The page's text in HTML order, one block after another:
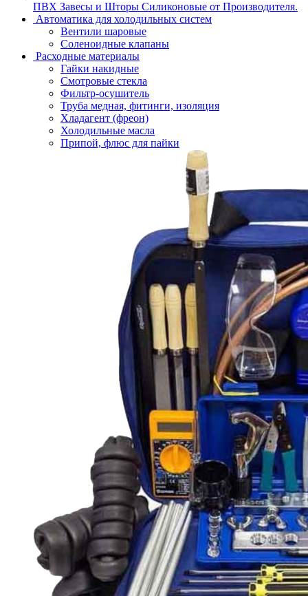
ПВХ Завесы и Шторы Силиконовые от Производителя.
Автоматика для холодильных систем
Вентили шаровые
Соленоидные клапаны
Расходные материалы
Гайки накидные
Смотровые стекла
Фильтр-осушитель
Труба медная, фитинги, изоляция
Хладагент (фреон)
Холодильные масла
Припой, флюс для пайки